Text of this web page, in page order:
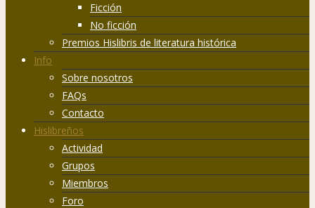
Ficción
No ficción
Premios Hislibris de literatura histórica
Info
Sobre nosotros
FAQs
Contacto
Hislibreños
Actividad
Grupos
Miembros
Foro